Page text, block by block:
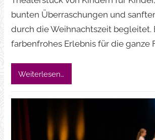
bunten Überraschungen und
durch die Weihnachtszeit begleitet.
farbenfrohes Erlebnis für die ganze
Weiterlesen…